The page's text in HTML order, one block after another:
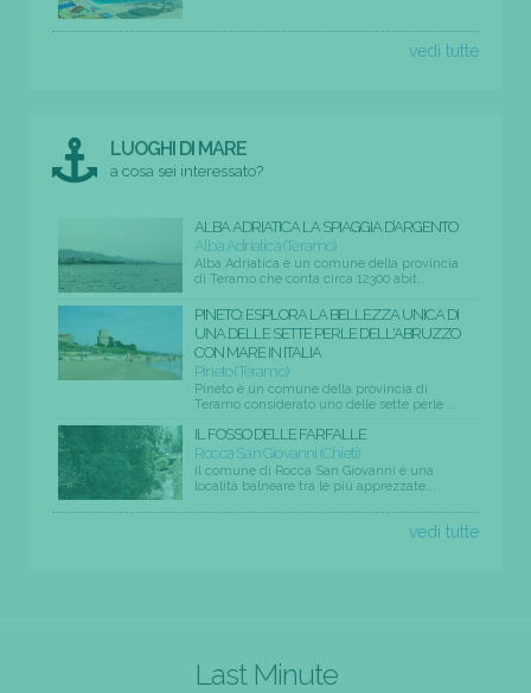
vedi tutte
LUOGHI DI MARE
a cosa sei interessato?
ALBA ADRIATICA LA SPIAGGIA D’ARGENTO
Alba Adriatica (Teramo)
Alba Adriatica è un comune della provincia
di Teramo che conta circa 12300 abit...
PINETO: ESPLORA LA BELLEZZA UNICA DI
UNA DELLE SETTE PERLE DELL'ABRUZZO
CON MARE IN ITALIA
Pineto (Teramo)
Pineto è un comune della provincia di
Teramo considerato uno delle sette perle ...
IL FOSSO DELLE FARFALLE
Rocca San Giovanni (Chieti)
Il comune di Rocca San Giovanni è una
località balneare tra le più apprezzate...
vedi tutte
Last Minute